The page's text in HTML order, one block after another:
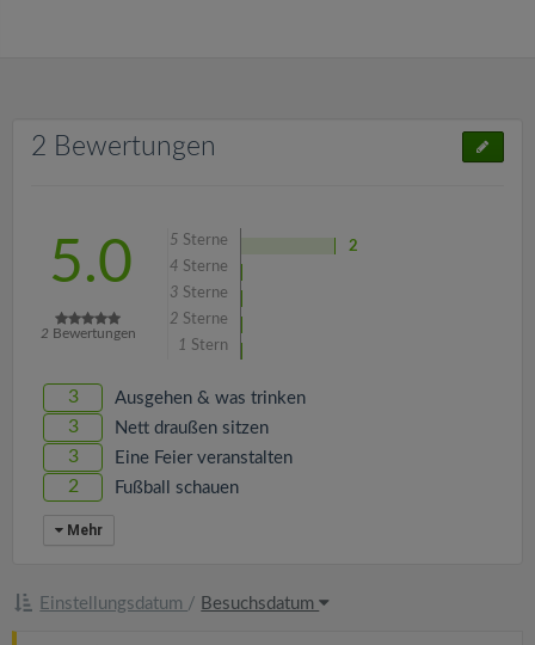
2 Bewertungen
5.0
2 Bewertungen
5 Sterne
2
4 Sterne
3 Sterne
2 Sterne
1 Stern
3 Ausgehen & was trinken
3 Nett draußen sitzen
3 Eine Feier veranstalten
2 Fußball schauen
Mehr
Einstellungsdatum / Besuchsdatum